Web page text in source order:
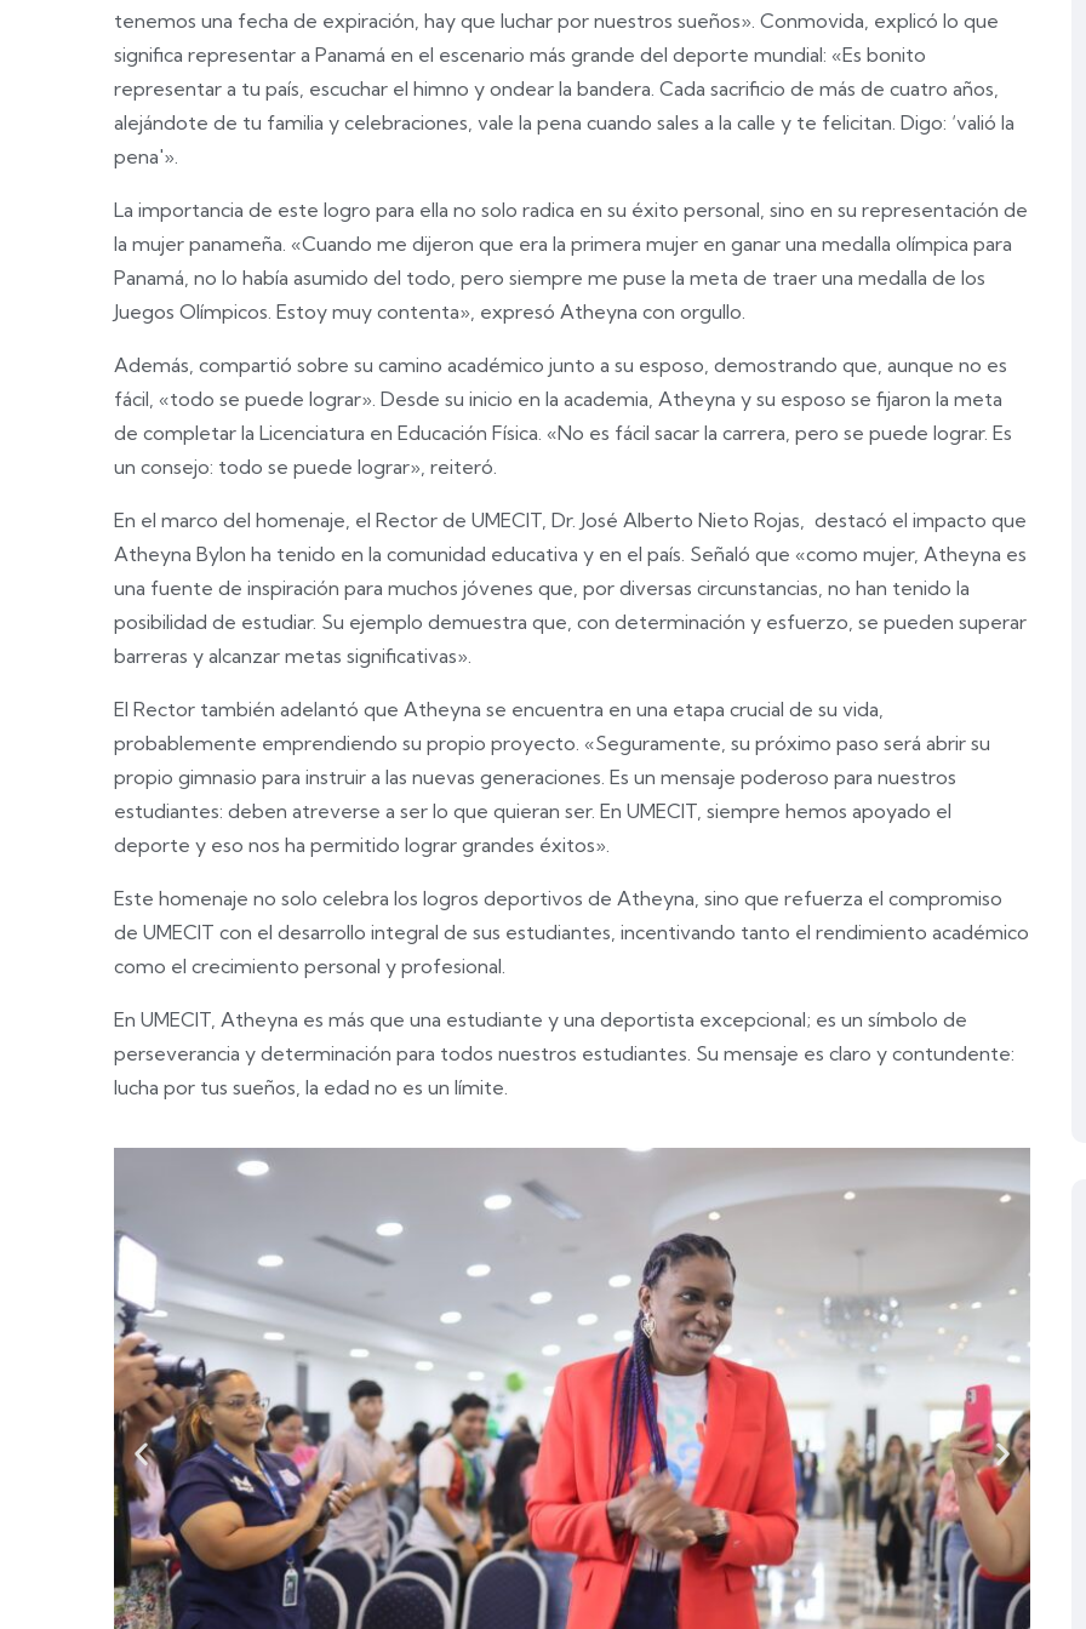
tenemos una fecha de expiración, hay que luchar por nuestros sueños». Conmovida, explicó lo que
significa representar a Panamá en el escenario más grande del deporte mundial: «Es bonito
representar a tu país, escuchar el himno y ondear la bandera. Cada sacrificio de más de cuatro años,
alejándote de tu familia y celebraciones, vale la pena cuando sales a la calle y te felicitan. Digo: ‘valió la
pena'».
La importancia de este logro para ella no solo radica en su éxito personal, sino en su representación de
la mujer panameña. «Cuando me dijeron que era la primera mujer en ganar una medalla olímpica para
Panamá, no lo había asumido del todo, pero siempre me puse la meta de traer una medalla de los
Juegos Olímpicos. Estoy muy contenta», expresó Atheyna con orgullo.
Además, compartió sobre su camino académico junto a su esposo, demostrando que, aunque no es
fácil, «todo se puede lograr». Desde su inicio en la academia, Atheyna y su esposo se fijaron la meta
de completar la Licenciatura en Educación Física. «No es fácil sacar la carrera, pero se puede lograr. Es
un consejo: todo se puede lograr», reiteró.
En el marco del homenaje, el Rector de UMECIT, Dr. José Alberto Nieto Rojas, destacó el impacto que
Atheyna Bylon ha tenido en la comunidad educativa y en el país. Señaló que «como mujer, Atheyna es
una fuente de inspiración para muchos jóvenes que, por diversas circunstancias, no han tenido la
posibilidad de estudiar. Su ejemplo demuestra que, con determinación y esfuerzo, se pueden superar
barreras y alcanzar metas significativas».
El Rector también adelantó que Atheyna se encuentra en una etapa crucial de su vida,
probablemente emprendiendo su propio proyecto. «Seguramente, su próximo paso será abrir su
propio gimnasio para instruir a las nuevas generaciones. Es un mensaje poderoso para nuestros
estudiantes: deben atreverse a ser lo que quieran ser. En UMECIT, siempre hemos apoyado el
deporte y eso nos ha permitido lograr grandes éxitos».
Este homenaje no solo celebra los logros deportivos de Atheyna, sino que refuerza el compromiso
de UMECIT con el desarrollo integral de sus estudiantes, incentivando tanto el rendimiento académico
como el crecimiento personal y profesional.
En UMECIT, Atheyna es más que una estudiante y una deportista excepcional; es un símbolo de
perseverancia y determinación para todos nuestros estudiantes. Su mensaje es claro y contundente:
lucha por tus sueños, la edad no es un límite.